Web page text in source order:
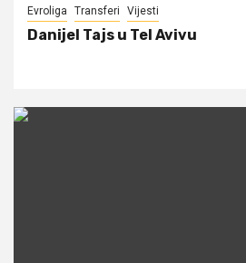
Evroliga Transferi Vijesti
Danijel Tajs u Tel Avivu